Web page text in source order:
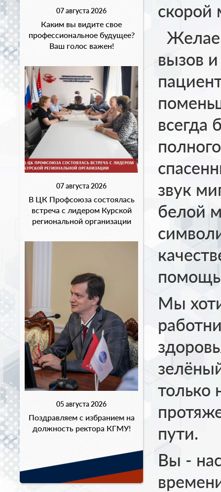
07 августа 2026
Каким вы видите свое
профессиональное будущее?
Ваш голос важен!
07 августа 2026
В ЦК Профсоюза состоялась
встреча с лидером Курской
региональной организации
05 августа 2026
Поздравляем с избранием на
должность ректора КГМУ!
вызов
всегда
звук
белой
Мы
только
пути.
Вы -